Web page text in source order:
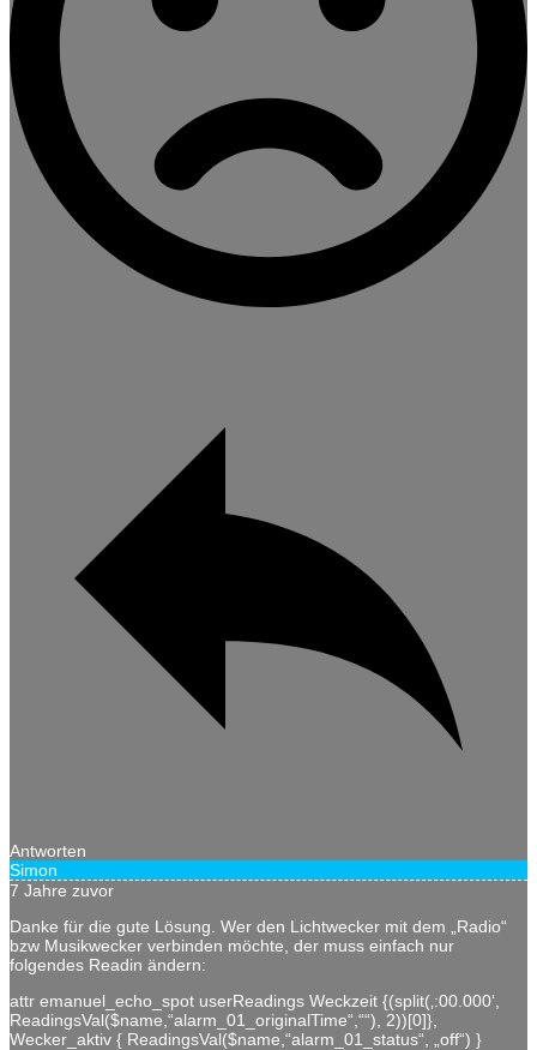
Antworten
Simon
7 Jahre zuvor
Danke für die gute Lösung. Wer den Lichtwecker mit dem „Radio“
bzw Musikwecker verbinden möchte, der muss einfach nur
folgendes Readin ändern:
attr emanuel_echo_spot userReadings Weckzeit {(split(‚:00.000‘,
ReadingsVal($name,“alarm_01_originalTime“,““), 2))[0]},
Wecker_aktiv { ReadingsVal($name,“alarm_01_status“, „off“) }